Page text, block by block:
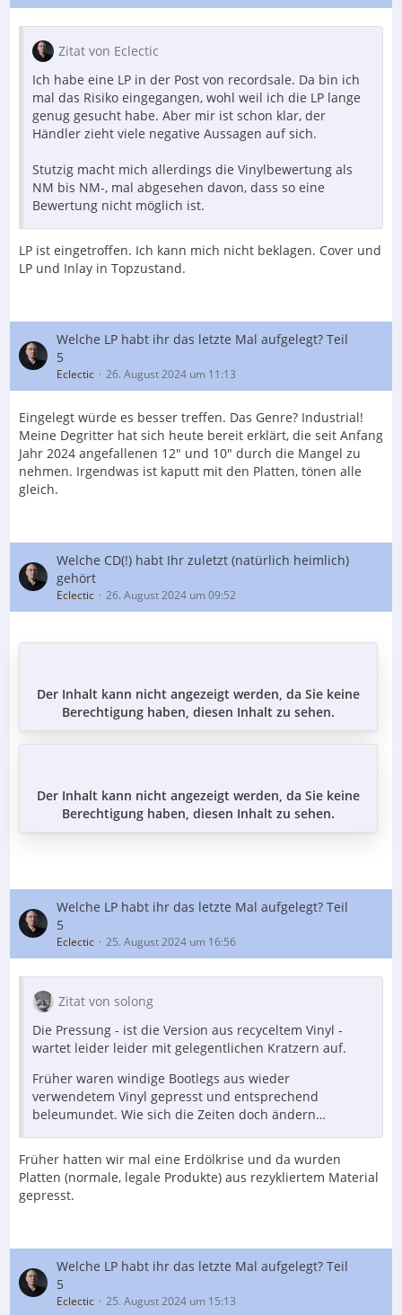
Zitat von Eclectic
Ich habe eine LP in der Post von recordsale. Da bin ich
mal das Risiko eingegangen, wohl weil ich die LP lange
genug gesucht habe. Aber mir ist schon klar, der
Händler zieht viele negative Aussagen auf sich.
Stutzig macht mich allerdings die Vinylbewertung als
NM bis NM-, mal abgesehen davon, dass so eine
Bewertung nicht möglich ist.
LP ist eingetroffen. Ich kann mich nicht beklagen. Cover und
LP und Inlay in Topzustand.
Welche LP habt ihr das letzte Mal aufgelegt? Teil
5
Eclectic 26. August 2024 um 11:13
Eingelegt würde es besser treffen. Das Genre? Industrial!
Meine Degritter hat sich heute bereit erklärt, die seit Anfang
Jahr 2024 angefallenen 12" und 10" durch die Mangel zu
nehmen. Irgendwas ist kaputt mit den Platten, tönen alle
gleich.
Welche CD(!) habt Ihr zuletzt (natürlich heimlich)
gehört
Eclectic 26. August 2024 um 09:52
Der Inhalt kann nicht angezeigt werden, da Sie keine
Berechtigung haben, diesen Inhalt zu sehen.
Der Inhalt kann nicht angezeigt werden, da Sie keine
Berechtigung haben, diesen Inhalt zu sehen.
Welche LP habt ihr das letzte Mal aufgelegt? Teil
5
Eclectic 25. August 2024 um 16:56
Zitat von solong
Die Pressung - ist die Version aus recyceltem Vinyl -
wartet leider leider mit gelegentlichen Kratzern auf.
Früher waren windige Bootlegs aus wieder
verwendetem Vinyl gepresst und entsprechend
beleumundet. Wie sich die Zeiten doch ändern…
Früher hatten wir mal eine Erdölkrise und da wurden
Platten (normale, legale Produkte) aus rezykliertem Material
gepresst.
Welche LP habt ihr das letzte Mal aufgelegt? Teil
5
Eclectic 25. August 2024 um 15:13